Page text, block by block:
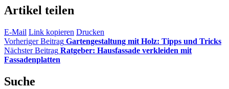
Artikel teilen
E-Mail Link kopieren Drucken
Vorheriger Beitrag Gartengestaltung mit Holz: Tipps und Tricks
Nächster Beitrag Ratgeber: Hausfassade verkleiden mit
Fassadenplatten
Suche